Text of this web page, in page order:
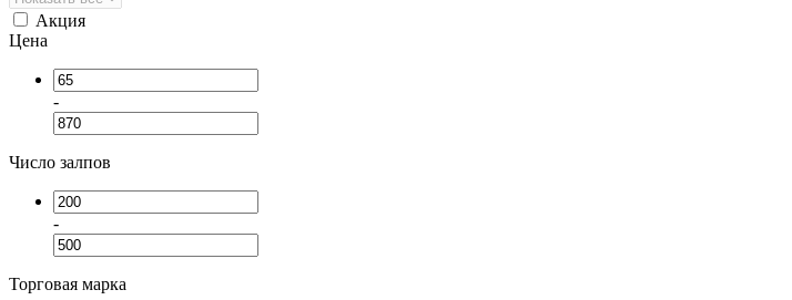
Акция
Цена
-
Число залпов
-
Торговая марка